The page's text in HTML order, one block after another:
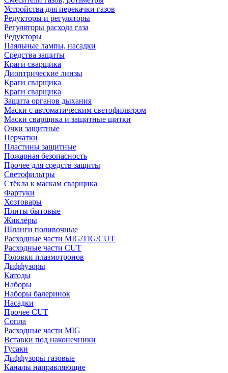
Устройства для перекачки газов
Редукторы и регуляторы
Регуляторы расхода газа
Редукторы
Паяльные лампы, насадки
Средства защиты
Краги сварщика
Диоптрические линзы
Краги сварщика
Краги сварщика
Защита органов дыхания
Маски с автоматическим светофильтром
Маски сварщика и защитные щитки
Очки защитные
Перчатки
Пластины защитные
Пожарная безопасность
Прочее для средств защиты
Светофильтры
Стёкла к маскам сварщика
Фартуки
Хозтовары
Плиты бытовые
Жиклёры
Шланги поливочные
Расходные части MIG/TIG/CUT
Расходные части CUT
Головки плазмотронов
Диффузоры
Катоды
Наборы
Наборы балеринок
Насадки
Прочее CUT
Сопла
Расходные части MIG
Вставки под наконечники
Гусаки
Диффузоры газовые
Каналы направляющие